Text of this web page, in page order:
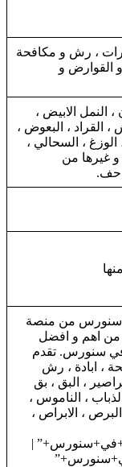
، رش و مكافحة
القوارض و
النمل الابيض ،
، القراد ، البعوض ،
الوزغ ، السحالي ،
و غيرها من
من منصة
اهم و افضل
سنورس. تقدم
، ابادة ، رش
، البق ، بق
، الناموس ،
البرص ، الابراص ،
|